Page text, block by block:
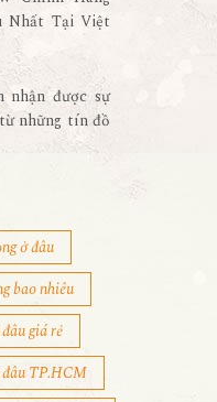
Nhất Tại Việt
nhận được sự
những tín đồ
ở đâu
bao nhiêu
giá rẻ
đâu TP.HCM